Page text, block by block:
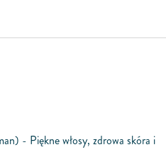
- Piękne włosy, zdrowa skóra i